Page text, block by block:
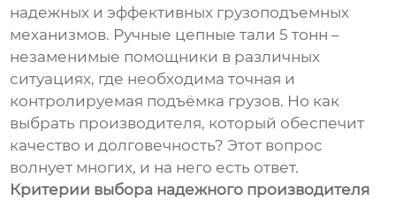
надежных и эффективных грузоподъемных
механизмов. Ручные цепные тали 5 тонн –
незаменимые помощники в различных
ситуациях, где необходима точная и
контролируемая подъёмка грузов. Но как
выбрать производителя, который обеспечит
качество и долговечность? Этот вопрос
волнует многих, и на него есть ответ.
Критерии выбора надежного производителя